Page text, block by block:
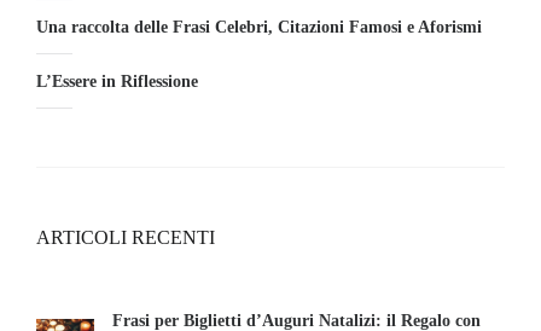
Una raccolta delle Frasi Celebri, Citazioni Famosi e Aforismi
L’Essere in Riflessione
ARTICOLI RECENTI
Frasi per Biglietti d’Auguri Natalizi: il Regalo con